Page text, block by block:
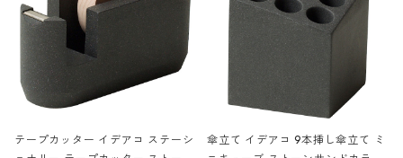
テープカッター イデアコ ステーシ
傘立て イデアコ 9本挿し傘立て ミ